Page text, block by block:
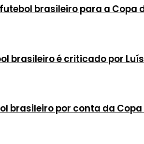
brasileiro para a Copa
brasileiro é criticado por
brasileiro por conta da